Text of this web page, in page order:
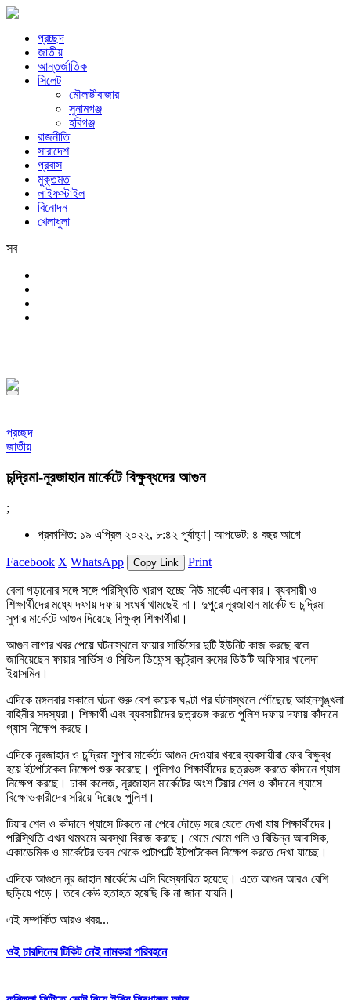
প্রচ্ছদ
জাতীয়
আন্তর্জাতিক
সিলেট
মৌলভীবাজার
সুনামগঞ্জ
হবিগঞ্জ
রাজনীতি
সারাদেশ
প্রবাস
মুক্তমত
লাইফস্টাইল
বিনোদন
খেলাধুলা
সব
প্রচ্ছদ
জাতীয়
চন্দ্রিমা-নূরজাহান মার্কেটে বিক্ষুব্ধদের আগুন
;
প্রকাশিত: ১৯ এপ্রিল ২০২২, ৮:৪২ পূর্বাহ্ণ | আপডেট: ৪ বছর আগে
Facebook X WhatsApp Copy Link Print
বেলা গড়ানোর সঙ্গে সঙ্গে পরিস্থিতি খারাপ হচ্ছে নিউ মার্কেট এলাকার। ব্যবসায়ী ও
শিক্ষার্থীদের মধ্যে দফায় দফায় সংঘর্ষ থামছেই না। দুপুরে নূরজাহান মার্কেট ও চন্দ্রিমা
সুপার মার্কেটে আগুন দিয়েছে বিক্ষুব্ধ শিক্ষার্থীরা।
আগুন লাগার খবর পেয়ে ঘটনাস্থলে ফায়ার সার্ভিসের দুটি ইউনিট কাজ করছে বলে
জানিয়েছেন ফায়ার সার্ভিস ও সিভিল ডিফেন্স কন্ট্রোল রুমের ডিউটি অফিসার খালেদা
ইয়াসমিন।
এদিকে মঙ্গলবার সকালে ঘটনা শুরু বেশ কয়েক ঘণ্টা পর ঘটনাস্থলে পৌঁছেছে আইনশৃঙ্খলা
বাহিনীর সদস্যরা। শিক্ষার্থী এবং ব্যবসায়ীদের ছত্রভঙ্গ করতে পুলিশ দফায় দফায় কাঁদানে
গ্যাস নিক্ষেপ করছে।
এদিকে নূরজাহান ও চন্দ্রিমা সুপার মার্কেটে আগুন দেওয়ার খবরে ব্যবসায়ীরা ফের বিক্ষুব্ধ
হয়ে ইটপাটকেল নিক্ষেপ শুরু করেছে। পুলিশও শিক্ষার্থীদের ছত্রভঙ্গ করতে কাঁদানে গ্যাস
নিক্ষেপ করছে। ঢাকা কলেজ, নূরজাহান মার্কেটের অংশ টিয়ার শেল ও কাঁদানে গ্যাসে
বিক্ষোভকারীদের সরিয়ে দিয়েছে পুলিশ।
টিয়ার শেল ও কাঁদানে গ্যাসে টিকতে না পেরে দৌড়ে সরে যেতে দেখা যায় শিক্ষার্থীদের।
পরিস্থিতি এখন থমথমে অবস্থা বিরাজ করছে। থেমে থেমে গলি ও বিভিন্ন আবাসিক,
একাডেমিক ও মার্কেটের ভবন থেকে পাল্টাপাল্টি ইটপাটকেল নিক্ষেপ করতে দেখা যাচ্ছে।
এদিকে আগুনে নূর জাহান মার্কেটের এসি বিস্ফোরিত হয়েছে। এতে আগুন আরও বেশি
ছড়িয়ে পড়ে। তবে কেউ হতাহত হয়েছি কি না জানা যায়নি।
এই সম্পর্কিত আরও খবর...
ওই চারদিনের টিকিট নেই নামকরা পরিবহনে